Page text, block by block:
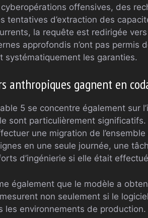
offensives, des
tentatives d’extraction des
la requête est redirigée
approfondis n’ont pas
systématiquement les garanties.
anthropiques gagnent en
5 se concentre également sur
sont particulièrement
une migration de
en une seule journée, une
d’ingénierie si elle était
également que le modèle a
non seulement si le
les environnements de production.